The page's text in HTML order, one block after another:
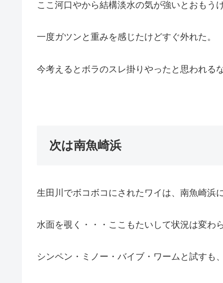
ここ河口やから結構淡水の気が強いとおもう
一度ガツンと重みを感じたけどすぐ外れた。
今考えるとボラのスレ掛りやったと思われる
次は南魚崎浜
生田川でボコボコにされたワイは、南魚崎浜
水面を覗く・・・ここもたいして状況は変わ
シンペン・ミノー・バイブ・ワームと試すも